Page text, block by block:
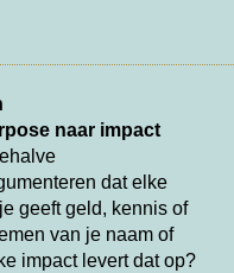
naar impact
dat elke
geeft geld, kennis of
van je naam of
impact levert dat op?